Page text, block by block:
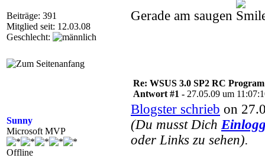
Beiträge: 391
Mitglied seit: 12.03.08
Geschlecht:
Gerade am saugen
Sunny
Microsoft MVP
Offline
Re: WSUS 3.0 SP2 RC
Antwort #1 - 27.05.09 um
Blogster schrieb on
(Du musst Dich
oder Links zu sehen).